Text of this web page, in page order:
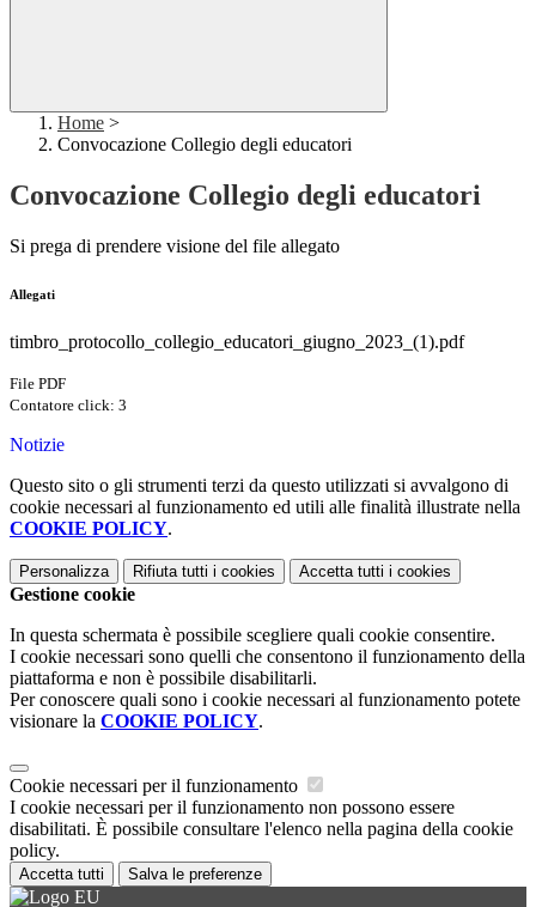
Home >
Convocazione Collegio degli educatori
Convocazione Collegio degli educatori
Si prega di prendere visione del file allegato
Allegati
timbro_protocollo_collegio_educatori_giugno_2023_(1).pdf
File PDF
Contatore click: 3
Notizie
Questo sito o gli strumenti terzi da questo utilizzati si avvalgono di
cookie necessari al funzionamento ed utili alle finalità illustrate nella
COOKIE POLICY.
Personalizza Rifiuta tutti i cookies Accetta tutti i cookies
Gestione cookie
In questa schermata è possibile scegliere quali cookie consentire.
I cookie necessari sono quelli che consentono il funzionamento della
piattaforma e non è possibile disabilitarli.
Per conoscere quali sono i cookie necessari al funzionamento potete
visionare la COOKIE POLICY.
Cookie necessari per il funzionamento
I cookie necessari per il funzionamento non possono essere
disabilitati. È possibile consultare l'elenco nella pagina della cookie
policy.
Accetta tutti Salva le preferenze